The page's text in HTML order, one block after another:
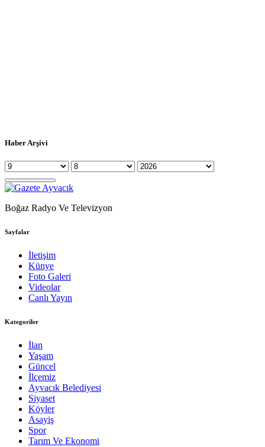
Haber Arşivi
Boğaz Radyo Ve Televizyon
Sayfalar
İletişim
Künye
Foto Galeri
Videolar
Canlı Yayın
Kategoriler
İlan
Yaşam
Güncel
İlçemiz
Ayvacık Belediyesi
Siyaset
Köyler
Asayiş
Spor
Tarım Ve Ekonomi